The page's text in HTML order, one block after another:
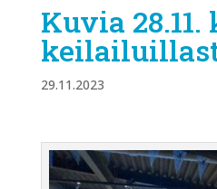
Kuvia
29.11.2023